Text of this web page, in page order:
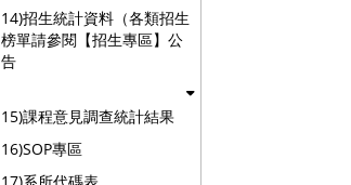
14)招生統計資料（各類招生
榜單請參閱【招生專區】公
告
15)課程意見調查統計結果
16)SOP專區